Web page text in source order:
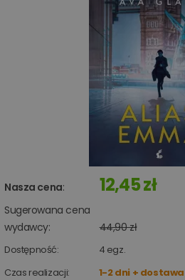
Nasza cena: 12,45 zł
Sugerowana cena
wydawcy:
44,90 zł
Dostępność: 4 egz.
Czas realizacji:
1-2 dni + dostawa